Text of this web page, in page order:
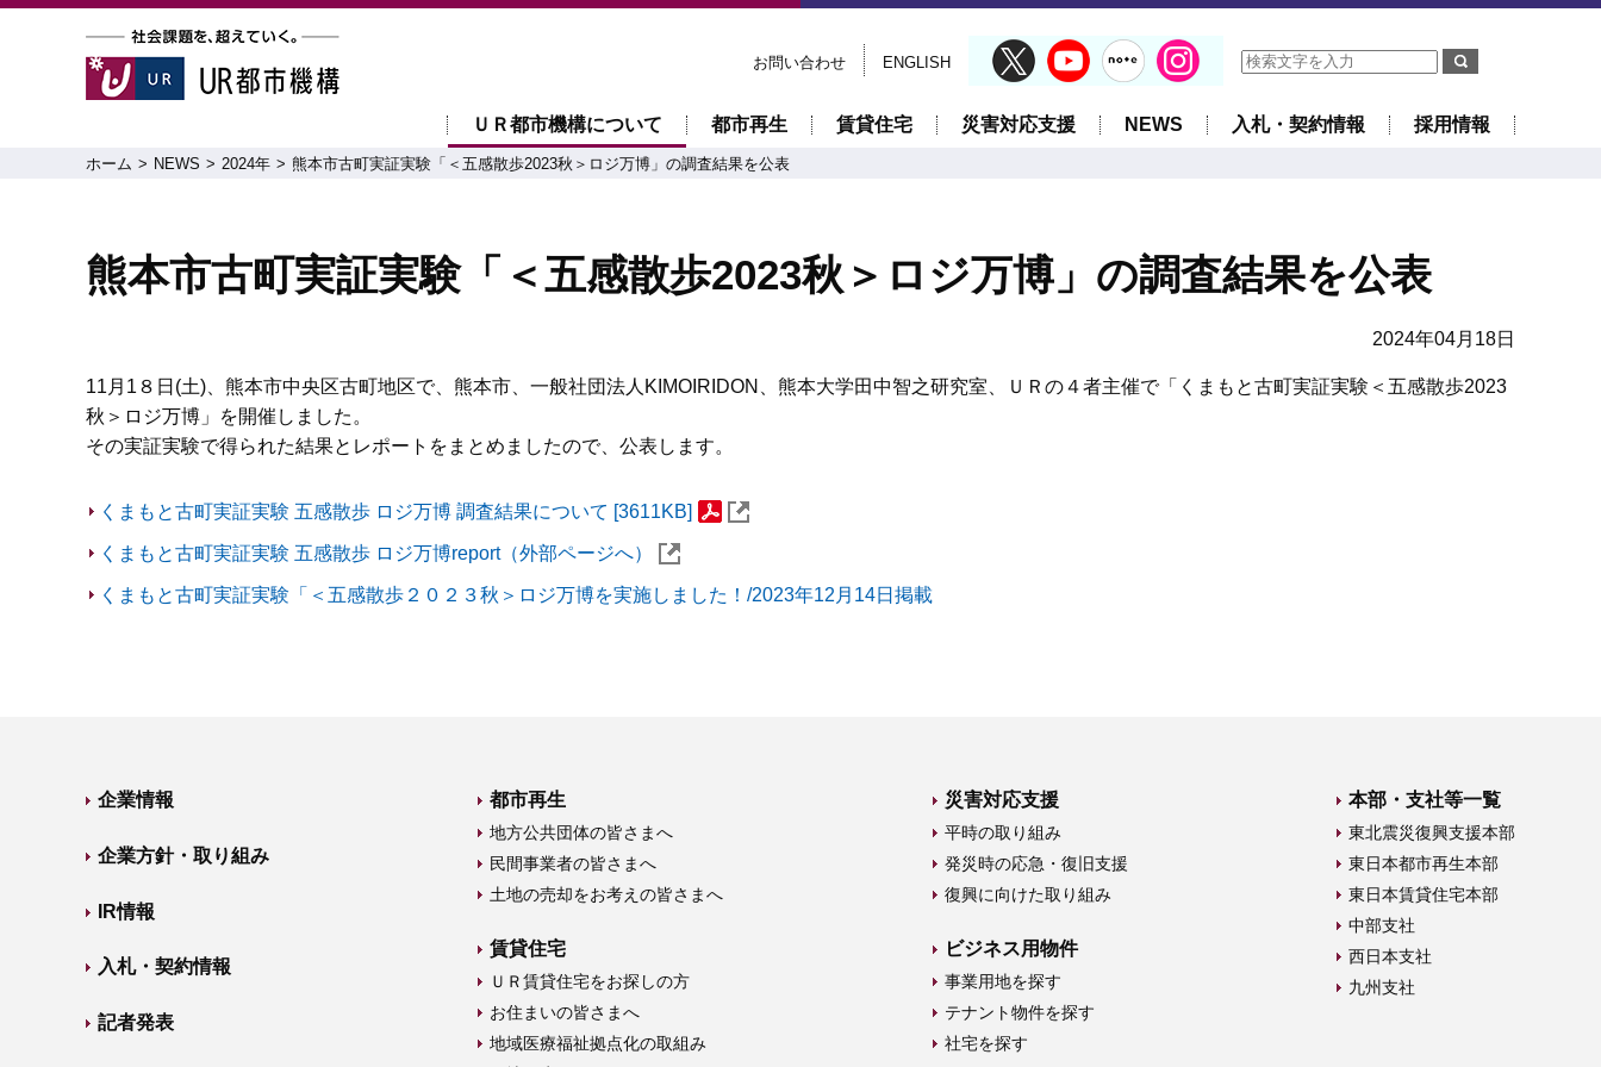
お問い合わせ ENGLISH
ＵＲ都市機構について 都市再生 賃貸住宅 災害対応支援 NEWS 入札・契約情報 採用情報
ホーム NEWS 2024年 熊本市古町実証実験「＜五感散歩2023秋＞ロジ万博」の調査結果を公表
熊本市古町実証実験「＜五感散歩2023秋＞ロジ万博」の調査結果を公表
2024年04月18日
11月1８日(土)、熊本市中央区古町地区で、熊本市、一般社団法人KIMOIRIDON、熊本大学田中智之研究室、ＵＲの４者主催で「くまもと古町実証実験＜五感散歩2023
秋＞ロジ万博」を開催しました。
その実証実験で得られた結果とレポートをまとめましたので、公表します。
くまもと古町実証実験 五感散歩 ロジ万博 調査結果について [3611KB]
くまもと古町実証実験 五感散歩 ロジ万博report（外部ページへ）
くまもと古町実証実験「＜五感散歩２０２３秋＞ロジ万博を実施しました！/2023年12月14日掲載
企業情報
企業方針・取り組み
IR情報
入札・契約情報
記者発表
都市再生
地方公共団体の皆さまへ
民間事業者の皆さまへ
土地の売却をお考えの皆さまへ
賃貸住宅
ＵＲ賃貸住宅をお探しの方
お住まいの皆さまへ
地域医療福祉拠点化の取組み
災害対応支援
平時の取り組み
発災時の応急・復旧支援
復興に向けた取り組み
ビジネス用物件
事業用地を探す
テナント物件を探す
社宅を探す
本部・支社等一覧
東北震災復興支援本部
東日本都市再生本部
東日本賃貸住宅本部
中部支社
西日本支社
九州支社